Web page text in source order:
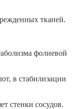
тканей.
фолиевой
в стабилизации
стенки сосудов.